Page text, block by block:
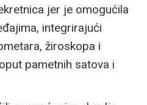
jer je omogućila
integrirajući
žiroskopa i
pametnih satova i